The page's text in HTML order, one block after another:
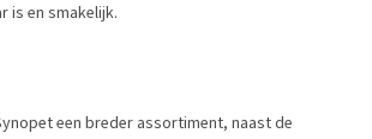
is en smakelijk.
een breder assortiment, naast de